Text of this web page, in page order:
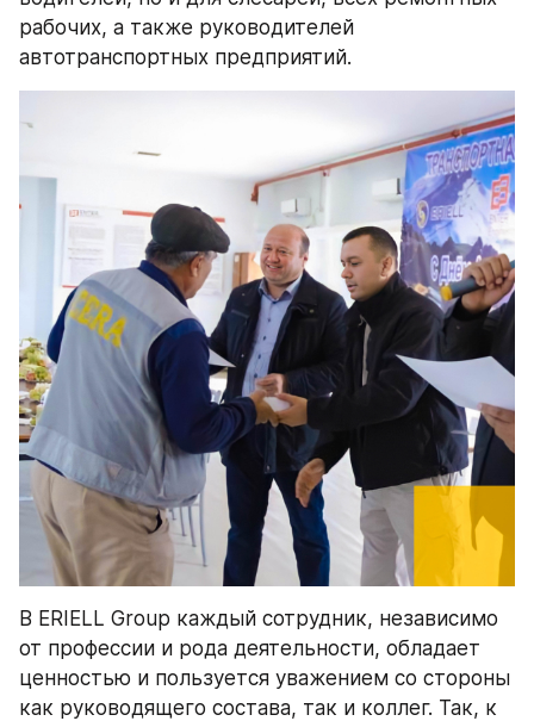
рабочих, а также руководителей
автотранспортных предприятий.
В ERIELL Group каждый сотрудник, независимо
от профессии и рода деятельности, обладает
ценностью и пользуется уважением со стороны
как руководящего состава, так и коллег. Так, к